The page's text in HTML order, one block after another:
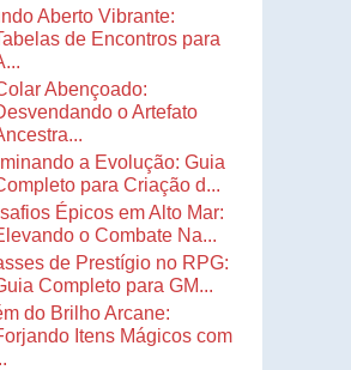
Aberto Vibrante:
de Encontros para
Abençoado:
o Artefato
a Evolução: Guia
para Criação d...
Épicos em Alto Mar:
o Combate Na...
de Prestígio no RPG:
Completo para GM...
do Brilho Arcane:
Itens Mágicos com